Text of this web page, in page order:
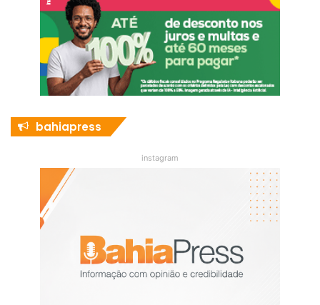
bahiapress
instagram